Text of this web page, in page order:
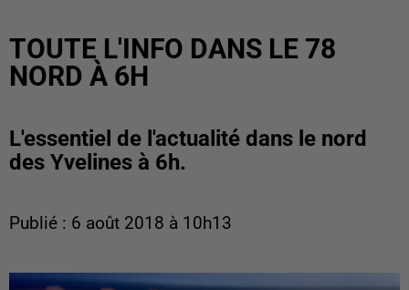
TOUTE L'INFO DANS LE 78
NORD À 6H
L'essentiel de l'actualité dans le nord
des Yvelines à 6h.
Publié : 6 août 2018 à 10h13